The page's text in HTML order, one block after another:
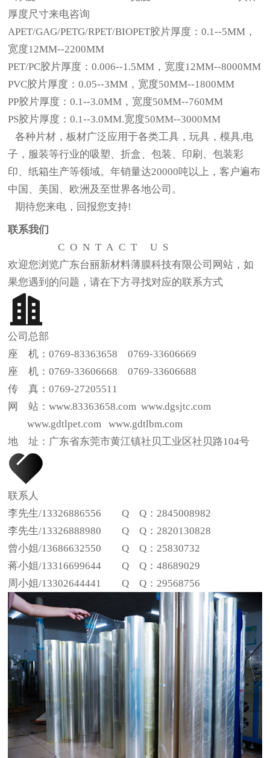
厚度尺寸来电咨询
APET/GAG/PETG/RPET/BIOPET胶片厚度：0.1--5MM，
宽度12MM--2200MM
PET/PC胶片厚度：0.006--1.5MM， 宽度12MM--8000MM
PVC胶片厚度：0.05--3MM， 宽度50MM--1800MM
PP胶片厚度：0.1--3.0MM， 宽度50MM--760MM
PS胶片厚度：0.1--3.0MM.宽度50MM--3000MM
各种片材，板材广泛应用于各类工具，玩具，模具,电
子，服装等行业的吸塑、折盒、包装、印刷、包装彩
印、纸箱生产等领域。年销量达20000吨以上，客户遍布
中国、美国、欧洲及至世界各地公司。
期待您来电，回报您支持!
联系我们
CONTACT US
欢迎您浏览广东台丽新材料薄膜科技有限公司 网站，如
果您遇到的问题，请在下方寻找对应的联系方式
公司总部
座 机：0769-83363658 0769-33606669
座 机：0769-33606668 0769-33606688
传 真：0769-27205511
网 站：www.83363658.com www.dgsjtc.com
www.gdtlpet.com www.gdtlbm.com
地 址：广东省东莞市黄江镇社贝工业区社贝路104号
联系人
李先生/13326886556 Q Q：2845008982
李先生/13326888980 Q Q：2820130828
曾小姐/13686632550 Q Q：25830732
蒋小姐/13316699644 Q Q：48689029
周小姐/13302644441 Q Q：29568756